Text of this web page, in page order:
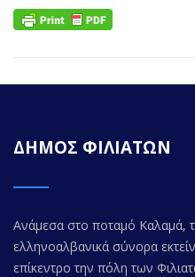
ΔΗΜΟΣ ΦΙΛΙΑΤΩΝ
Ανάμεσα στο ποταμό Καλαμά,
ελληνοαλβανικά σύνορα
επίκεντρο την πόλη των